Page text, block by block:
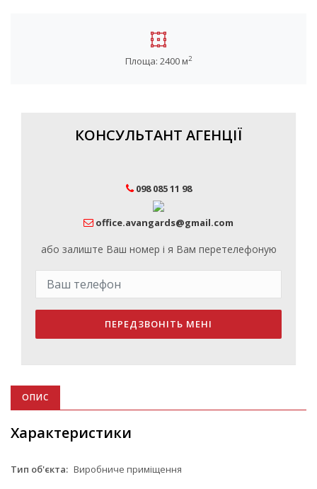
Площа: 2400 м2
КОНСУЛЬТАНТ АГЕНЦІЇ
098 085 11 98
office.avangards@gmail.com
або залиште Ваш номер і я Вам перетелефоную
ПЕРЕДЗВОНІТЬ МЕНІ
ОПИС
Характеристики
Тип об'єкта: Виробниче приміщення